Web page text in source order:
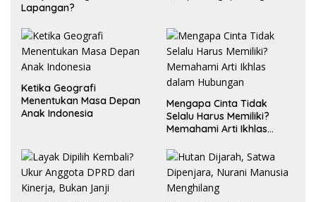
Lapangan?
Ketika Geografi
Menentukan Masa Depan
Anak Indonesia
Mengapa Cinta Tidak
Selalu Harus Memiliki?
Memahami Arti Ikhlas